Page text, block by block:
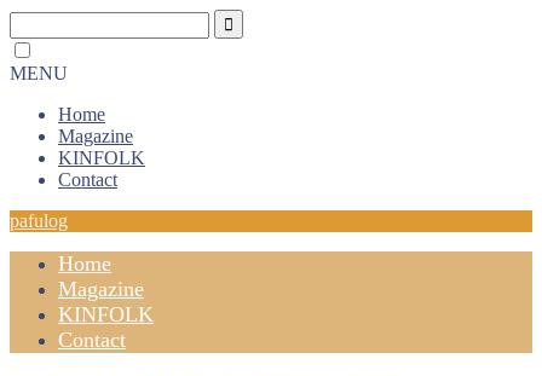
MENU
Home
Magazine
KINFOLK
Contact
pafulog
Home
Magazine
KINFOLK
Contact